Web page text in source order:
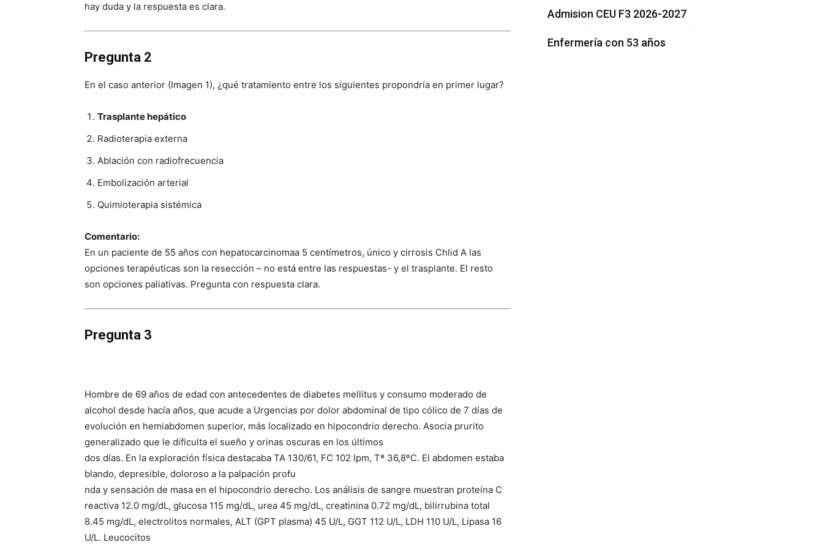
hay duda y la respuesta es clara.
Pregunta 2
En el caso anterior (Imagen 1), ¿qué tratamiento entre los siguientes propondría en primer lugar?
Trasplante hepático
Radioterapia externa
Ablación con radiofrecuencia
Embolización arterial
Quimioterapia sistémica
Comentario:
En un paciente de 55 años con hepatocarcinomaa 5 centímetros, único y cirrosis Chlid A las
opciones terapéuticas son la resección – no está entre las respuestas- y el trasplante. El resto
son opciones paliativas. Pregunta con respuesta clara.
Pregunta 3
Hombre de 69 años de edad con antecedentes de diabetes mellitus y consumo moderado de
alcohol desde hacía años, que acude a Urgencias por dolor abdominal de tipo cólico de 7 días de
evolución en hemiabdomen superior, más localizado en hipocondrio derecho. Asocia prurito
generalizado que le dificulta el sueño y orinas oscuras en los últimos
dos días. En la exploración física destacaba TA 130/61, FC 102 lpm, Tª 36,8ºC. El abdomen estaba
blando, depresible, doloroso a la palpación profu
nda y sensación de masa en el hipocondrio derecho. Los análisis de sangre muestran proteína C
reactiva 12.0 mg/dL, glucosa 115 mg/dL, urea 45 mg/dL, creatinina 0.72 mg/dL, bilirrubina total
8.45 mg/dL, electrolitos normales, ALT (GPT plasma) 45 U/L, GGT 112 U/L, LDH 110 U/L, Lipasa 16
U/L. Leucocitos
Admision CEU F3 2026-2027
Enfermería con 53 años